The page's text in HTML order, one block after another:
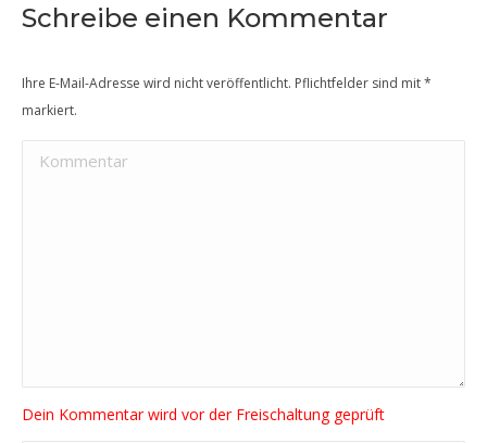
Schreibe einen Kommentar
Ihre E-Mail-Adresse wird nicht veröffentlicht. Pflichtfelder sind mit*
markiert.
Kommentar